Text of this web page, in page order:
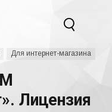
Для интернет-магазина
Лицензия